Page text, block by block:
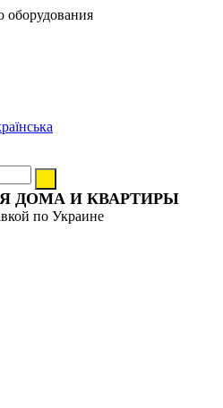
оборудования
ДОМА И КВАРТИРЫ
по Украине